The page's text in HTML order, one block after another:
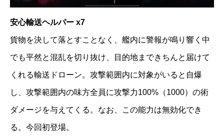
安心輸送ヘルパー x7
貨物を決して落とすことなく、艦内に警報が鳴り響く中
でも平然と混乱を切り抜け、目的地まできちんと届けて
くれる輸送ドローン。攻撃範囲内に対象がいると自爆
し、攻撃範囲内の味方全員に攻撃力100%（1000）の術
ダメージを与えてくる。なお、この能力は無効化でき
る。今回初登場。